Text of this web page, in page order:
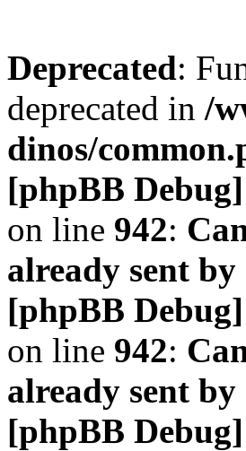
Deprecated:
deprecated in /
dinos/
[phpBB
on line 942:
already sent
[phpBB
on line 942:
already sent
[phpBB